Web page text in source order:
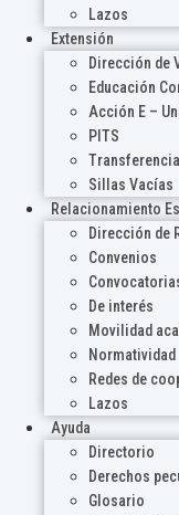
Lazos
Extensión
Dirección de
Educación
Acción E –
PITS
Sillas Vacías
Relacionamiento
Dirección de
Convenios
De interés
Movilidad
Normatividad
Redes de
Lazos
Ayuda
Directorio
Derechos
Glosario